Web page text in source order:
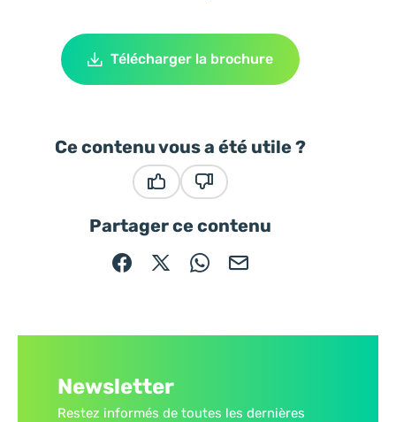
Télécharger la brochure
Ce contenu vous a été utile ?
Partager ce contenu
Partager sur Facebook (nouvelle fenêtre)
Partager sur X / Twitter (nouvelle
Partager sur WhatsApp
Partager par mail
Newsletter
Restez informés de toutes les dernières